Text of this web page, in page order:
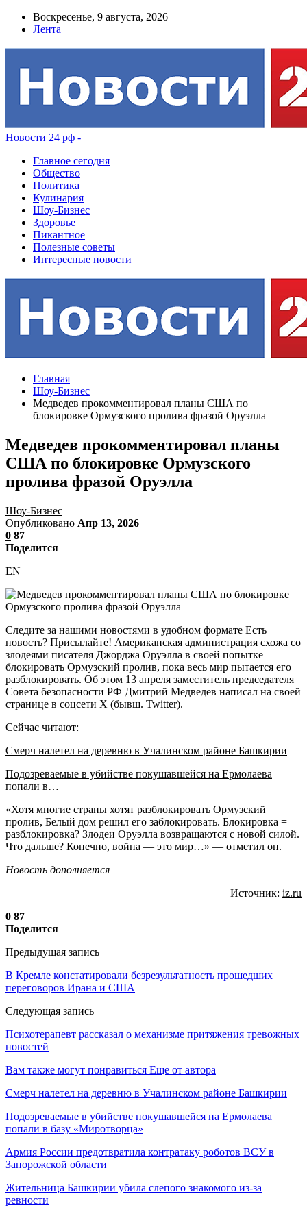
Воскресенье, 9 августа, 2026
Лента
Новости 24 рф -
Главное сегодня
Общество
Политика
Кулинария
Шоу-Бизнес
Здоровье
Пикантное
Полезные советы
Интересные новости
Главная
Шоу-Бизнес
Медведев прокомментировал планы США по
блокировке Ормузского пролива фразой Оруэлла
Медведев прокомментировал планы
США по блокировке Ормузского
пролива фразой Оруэлла
Шоу-Бизнес
Опубликовано Апр 13, 2026
0 87
Поделится
EN
Следите за нашими новостями в удобном формате Есть
новость? Присылайте! Американская администрация схожа со
злодеями писателя Джорджа Оруэлла в своей попытке
блокировать Ормузский пролив, пока весь мир пытается его
разблокировать. Об этом 13 апреля заместитель председателя
Совета безопасности РФ Дмитрий Медведев написал на своей
странице в соцсети X (бывш. Twitter).
Сейчас читают:
Смерч налетел на деревню в Учалинском районе Башкирии
Подозреваемые в убийстве покушавшейся на Ермолаева
попали в…
«Хотя многие страны хотят разблокировать Ормузский
пролив, Белый дом решил его заблокировать. Блокировка =
разблокировка? Злодеи Оруэлла возвращаются с новой силой.
Что дальше? Конечно, война — это мир…» — отметил он.
Новость дополняется
Источник: iz.ru
0 87
Поделится
Предыдущая запись
В Кремле констатировали безрезультатность прошедших
переговоров Ирана и США
Следующая запись
Психотерапевт рассказал о механизме притяжения тревожных
новостей
Вам также могут понравиться Еще от автора
Смерч налетел на деревню в Учалинском районе Башкирии
Подозреваемые в убийстве покушавшейся на Ермолаева
попали в базу «Миротворца»
Армия России предотвратила контратаку роботов ВСУ в
Запорожской области
Жительница Башкирии убила слепого знакомого из-за
ревности